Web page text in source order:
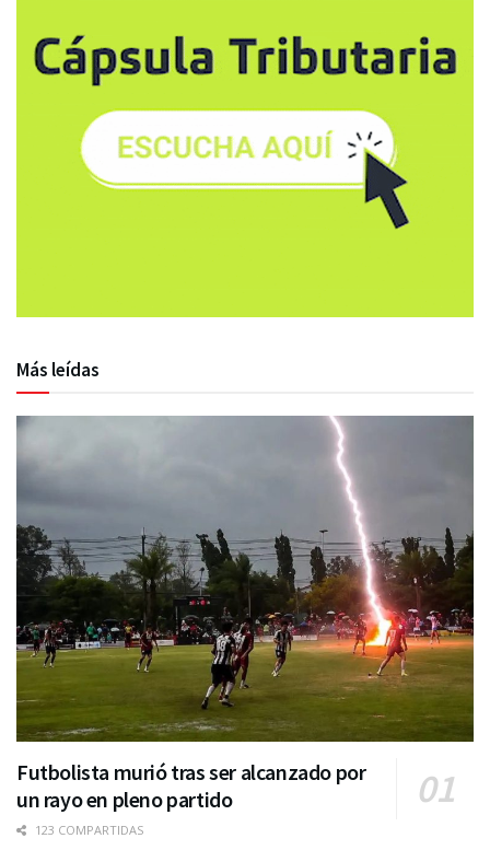
Más leídas
Futbolista murió tras ser alcanzado por
un rayo en pleno partido
123 COMPARTIDAS